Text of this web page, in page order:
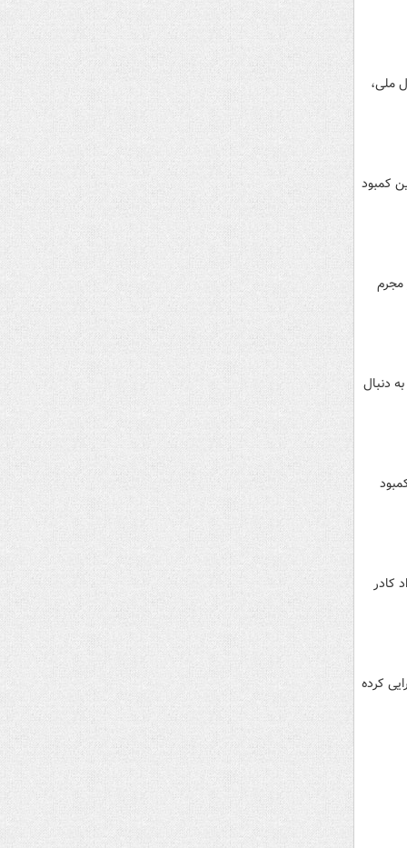
ملی،
کمبود
و تلاش برای کشتن ۶ نوزاد دیگر مجرم
دنبال
کمبود
کادر
ریال را طراحی واجرایی کرده